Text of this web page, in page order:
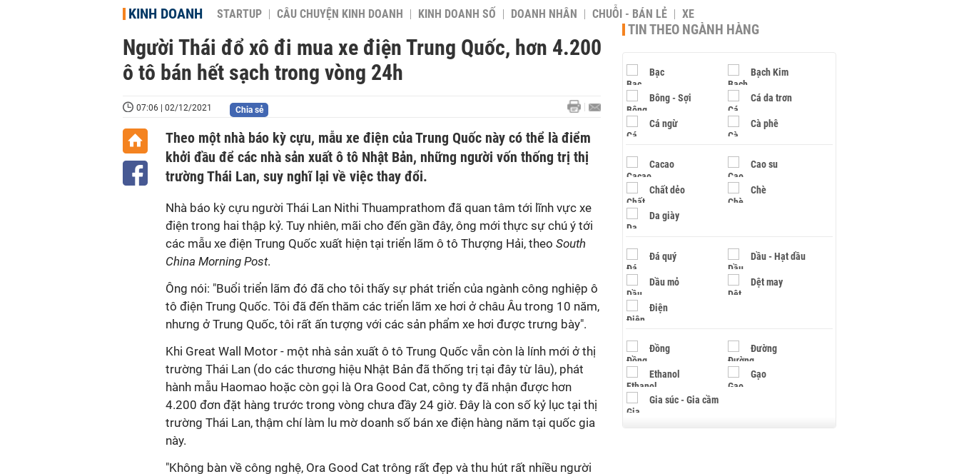
KINH DOANH STARTUP CÂU CHUYỆN KINH DOANH KINH DOANH SỐ DOANH NHÂN CHUỖI - BÁN LẺ XE
Người Thái đổ xô đi mua xe điện Trung Quốc, hơn 4.200
ô tô bán hết sạch trong vòng 24h
07:06 | 02/12/2021 Chia sẻ
Theo một nhà báo kỳ cựu, mẫu xe điện của Trung Quốc này có thể là điểm
khởi đầu để các nhà sản xuất ô tô Nhật Bản, những người vốn thống trị thị
trường Thái Lan, suy nghĩ lại về việc thay đổi.
Nhà báo kỳ cựu người Thái Lan Nithi Thuamprathom đã quan tâm tới lĩnh vực xe
điện trong hai thập kỷ. Tuy nhiên, mãi cho đến gần đây, ông mới thực sự chú ý tới
các mẫu xe điện Trung Quốc xuất hiện tại triển lãm ô tô Thượng Hải, theo South
China Morning Post.
Ông nói: "Buổi triển lãm đó đã cho tôi thấy sự phát triển của ngành công nghiệp ô
tô điện Trung Quốc. Tôi đã đến thăm các triển lãm xe hơi ở châu Âu trong 10 năm,
nhưng ở Trung Quốc, tôi rất ấn tượng với các sản phẩm xe hơi được trưng bày".
Khi Great Wall Motor - một nhà sản xuất ô tô Trung Quốc vẫn còn là lính mới ở thị
trường Thái Lan (do các thương hiệu Nhật Bản đã thống trị tại đây từ lâu), phát
hành mẫu Haomao hoặc còn gọi là Ora Good Cat, công ty đã nhận được hơn
4.200 đơn đặt hàng trước trong vòng chưa đầy 24 giờ. Đây là con số kỷ lục tại thị
trường Thái Lan, thậm chí làm lu mờ doanh số bán xe điện hàng năm tại quốc gia
này.
"Không bàn về công nghệ, Ora Good Cat trông rất đẹp và thu hút rất nhiều người
TIN THEO NGÀNH HÀNG
Bạc Bạch Kim
Bông - Sợi Cá da trơn
Cá ngừ Cà phê
Cacao Cao su
Chất dẻo Chè
Da giày
Đá quý Dầu - Hạt dầu
Dầu mỏ Dệt may
Điện
Đồng Đường
Ethanol Gạo
Gia súc - Gia cầm